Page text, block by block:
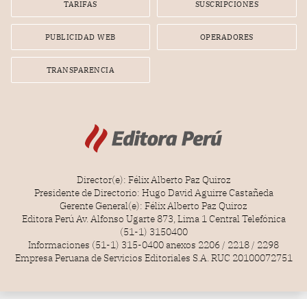
TARIFAS SUSCRIPCIONES
PUBLICIDAD WEB OPERADORES
TRANSPARENCIA
Director(e): Félix Alberto Paz Quiroz
Presidente de Directorio: Hugo David Aguirre Castañeda
Gerente General(e): Félix Alberto Paz Quiroz
Editora Perú Av. Alfonso Ugarte 873, Lima 1 Central Telefónica
(51-1) 3150400
Informaciones (51-1) 315-0400 anexos 2206 / 2218 / 2298
Empresa Peruana de Servicios Editoriales S.A. RUC 20100072751